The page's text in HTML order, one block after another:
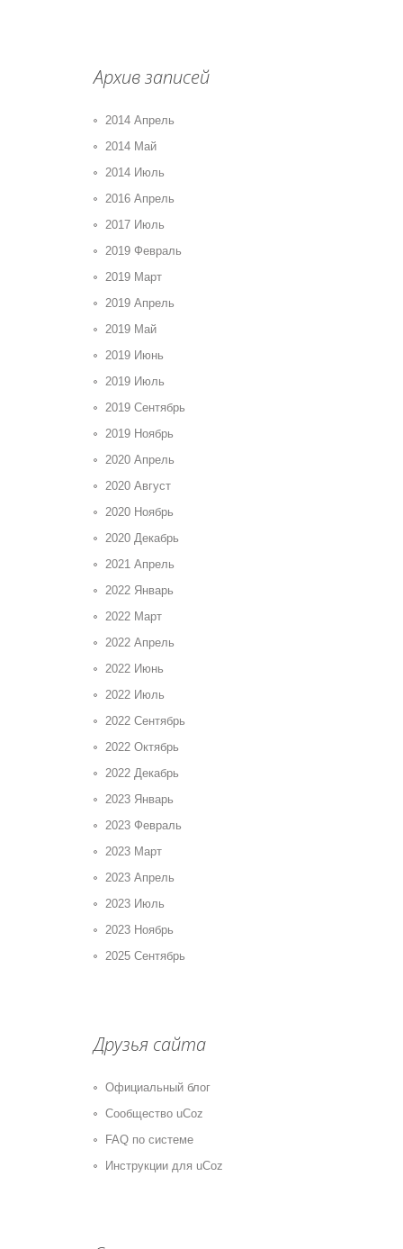
Архив записей
2014 Апрель
2014 Май
2014 Июль
2016 Апрель
2017 Июль
2019 Февраль
2019 Март
2019 Апрель
2019 Май
2019 Июнь
2019 Июль
2019 Сентябрь
2019 Ноябрь
2020 Апрель
2020 Август
2020 Ноябрь
2020 Декабрь
2021 Апрель
2022 Январь
2022 Март
2022 Апрель
2022 Июнь
2022 Июль
2022 Сентябрь
2022 Октябрь
2022 Декабрь
2023 Январь
2023 Февраль
2023 Март
2023 Апрель
2023 Июль
2023 Ноябрь
2025 Сентябрь
Друзья сайта
Официальный блог
Сообщество uCoz
FAQ по системе
Инструкции для uCoz